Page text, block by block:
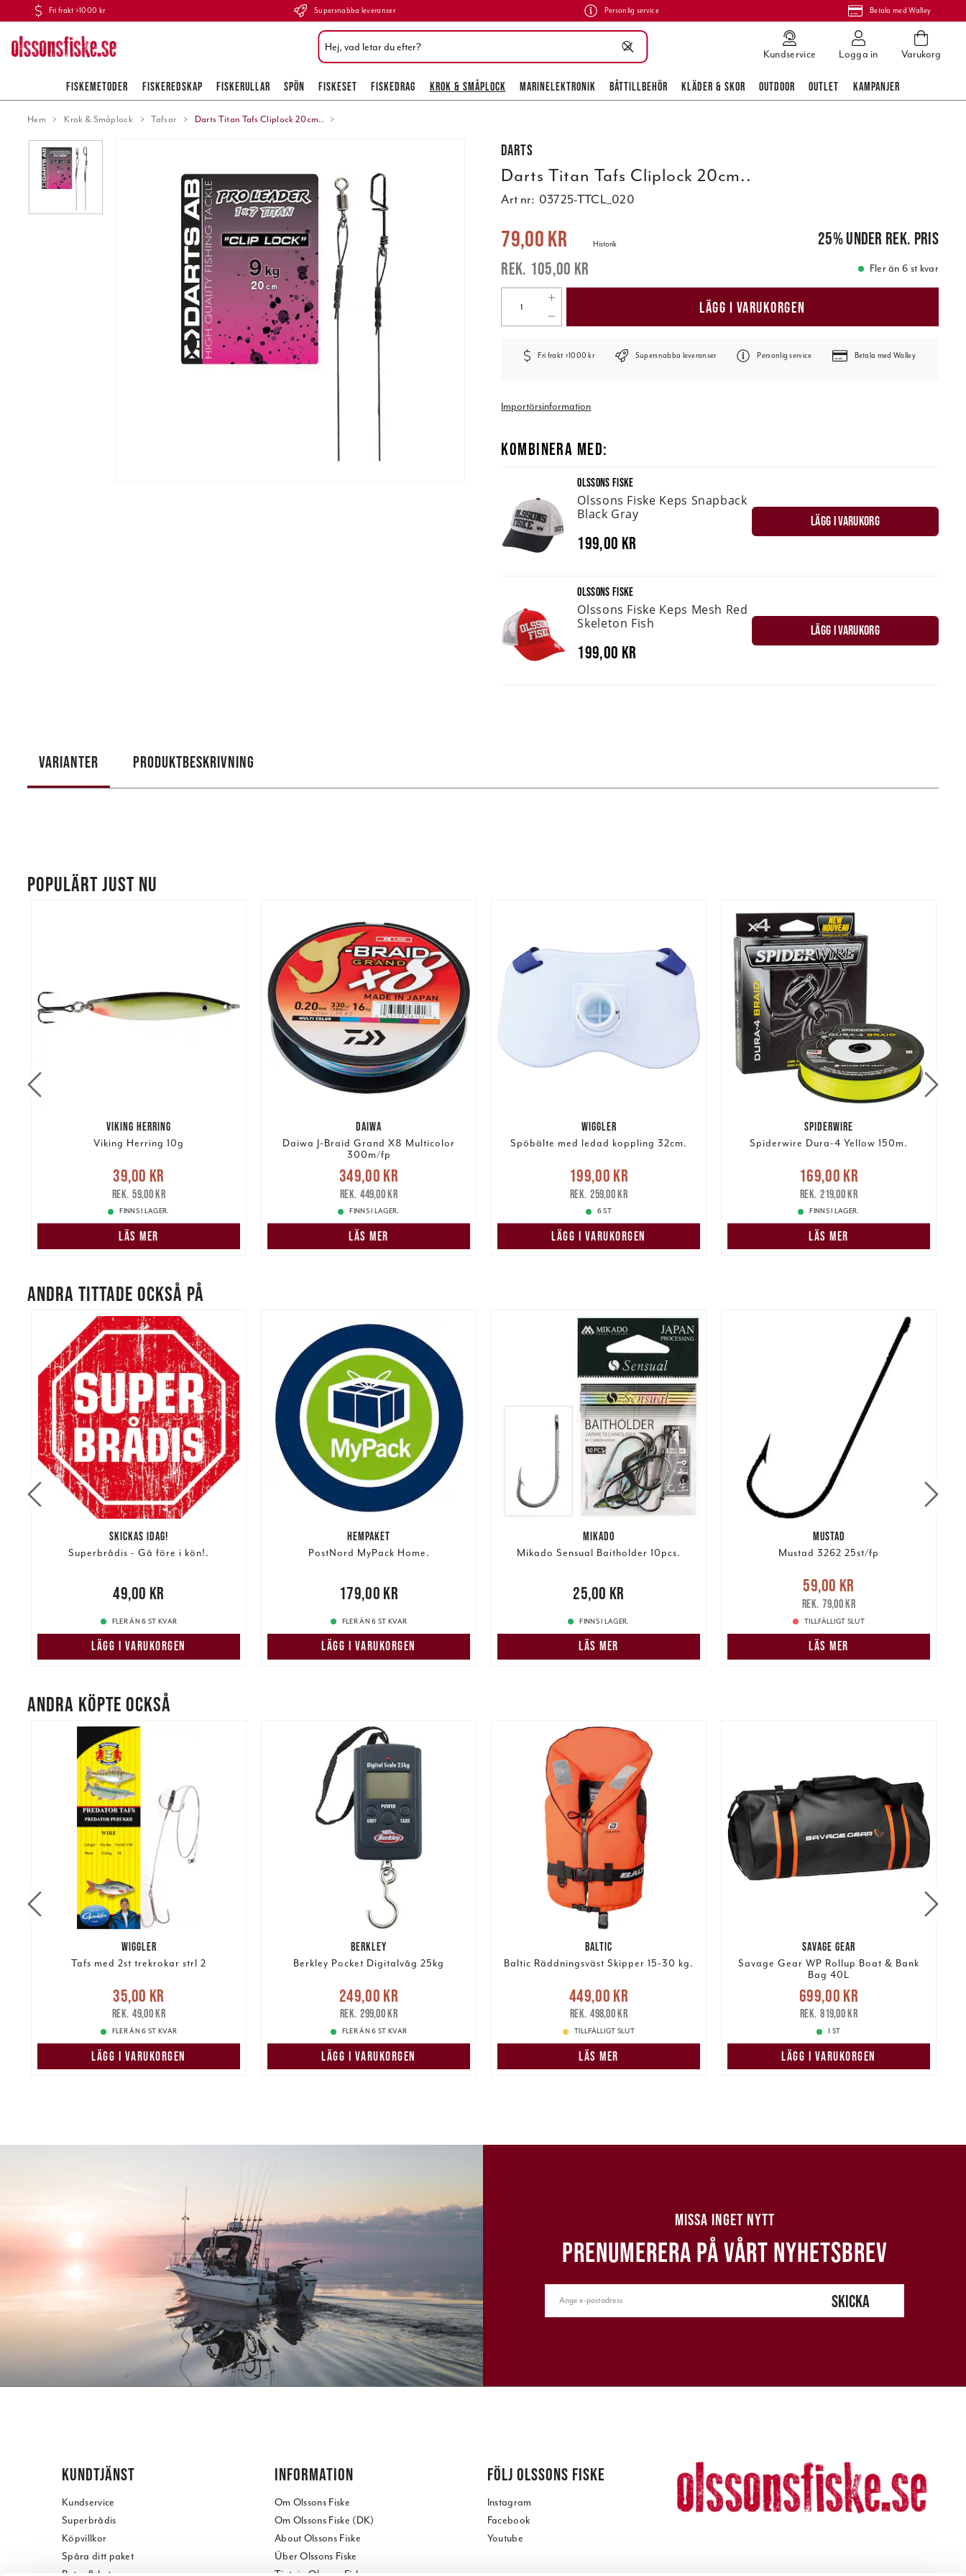
Fri frakt >1000 kr Supersnabba leveranser Personlig service Betala med Walley
Kundservice Logga in Varukorg
FISKEMETODER FISKEREDSKAP FISKERULLAR SPÖN FISKESET FISKEDRAG KROK & SMÅPLOCK MARINELEKTRONIK BÅTTILLBEHÖR KLÄDER & SKOR OUTDOOR OUTLET KAMPANJER
Hem Krok & Småplock Tafsar Darts Titan Tafs Cliplock 20cm..
Darts
Darts Titan Tafs Cliplock 20cm..
Art nr: 03725-TTCL_020
Nuvarande pris:
79,00 kr
105,00 kr
Historik 25%under rek. pris
Fler än 6 st kvar
LÄGG I VARUKORGEN
Fri frakt >1000 kr Supersnabba leveranser Personlig service Betala med Walley
Importörsinformation
KOMBINERA MED:
OLSSONS FISKE
Olssons Fiske Keps Snapback
Black Gray
199,00 kr
LÄGG I VARUKORG
OLSSONS FISKE
Olssons Fiske Keps Mesh Red
Skeleton Fish
199,00 kr
LÄGG I VARUKORG
VARIANTER PRODUKTBESKRIVNING
POPULÄRT JUST NU
VIKING HERRING
Viking Herring 10g
Nuvarande pris :39,00 kr
pris: 59,00 kr
39,00 kr
59,00 kr
FINNS I LAGER.
LÄS MER
DAIWA
Daiwa J-Braid Grand X8 Multicolor
300m/fp
Nuvarande pris
Tidigare pris
349,00 kr
449,00 kr
FINNS I LAGER.
LÄS MER
WIGGLER
Spöbälte med ledad koppling 32cm.
Nuvarande pris
Tidigare pris
199,00 kr
259,00 kr
6 ST
LÄGG I VARUKORGEN
SPIDERWIRE
Spiderwire Dura-4 Yellow 150m.
Nuvarande pris
Tidigare pris
169,00 kr
219,00 kr
FINNS I LAGER.
LÄS MER
ANDRA TITTADE OCKSÅ PÅ
SKICKAS IDAG!
Superbrådis - Gå före i kön!.
49,00 kr49,00 kr
FLER ÄN 6 ST KVAR
LÄGG I VARUKORGEN
HEMPAKET
PostNord MyPack Home.
179,00 kr179,00 kr
FLER ÄN 6 ST KVAR
LÄGG I VARUKORGEN
MIKADO
Mikado Sensual Baitholder 10pcs.
25,00 kr25,00 kr
FINNS I LAGER.
LÄS MER
MUSTAD
Mustad 3262 25st/fp
Nuvarande pris:59,00 kr
pris:79,00 kr
59,00 kr
79,00 kr
TILLFÄLLIGT SLUT
LÄS MER
ANDRA KÖPTE OCKSÅ
WIGGLER
Tafs med 2st trekrokar strl 2
Nuvarande pris :35,00 kr
pris:49,00 kr
35,00 kr
49,00 kr
FLER ÄN 6 ST KVAR
LÄGG I VARUKORGEN
BERKLEY
Berkley Pocket Digitalvåg 25kg
Nuvarande pris
Tidigare pris
249,00 kr
299,00 kr
FLER ÄN 6 ST KVAR
LÄGG I VARUKORGEN
BALTIC
Baltic Räddningsväst Skipper 15-30 kg.
Nuvarande pris
Tidigare pris
449,00 kr
498,00 kr
TILLFÄLLIGT SLUT
LÄS MER
SAVAGE GEAR
Savage Gear WP Rollup Boat & Bank
Bag 40L
Nuvarande pris
Tidigare pris
699,00 kr
819,00 kr
1 ST
LÄGG I VARUKORGEN
MISSA INGET NYTT
PRENUMERERA PÅ VÅRT NYHETSBREV
SKICKA
KUNDTJÄNST
Kundservice
Superbrådis
Köpvillkor
Spåra ditt paket
INFORMATION
Om Olssons Fiske
Om Olssons Fiske (DK)
About Olssons Fiske
Über Olssons Fiske
FÖLJ OLSSONS FISKE
Instagram
Facebook
Youtube